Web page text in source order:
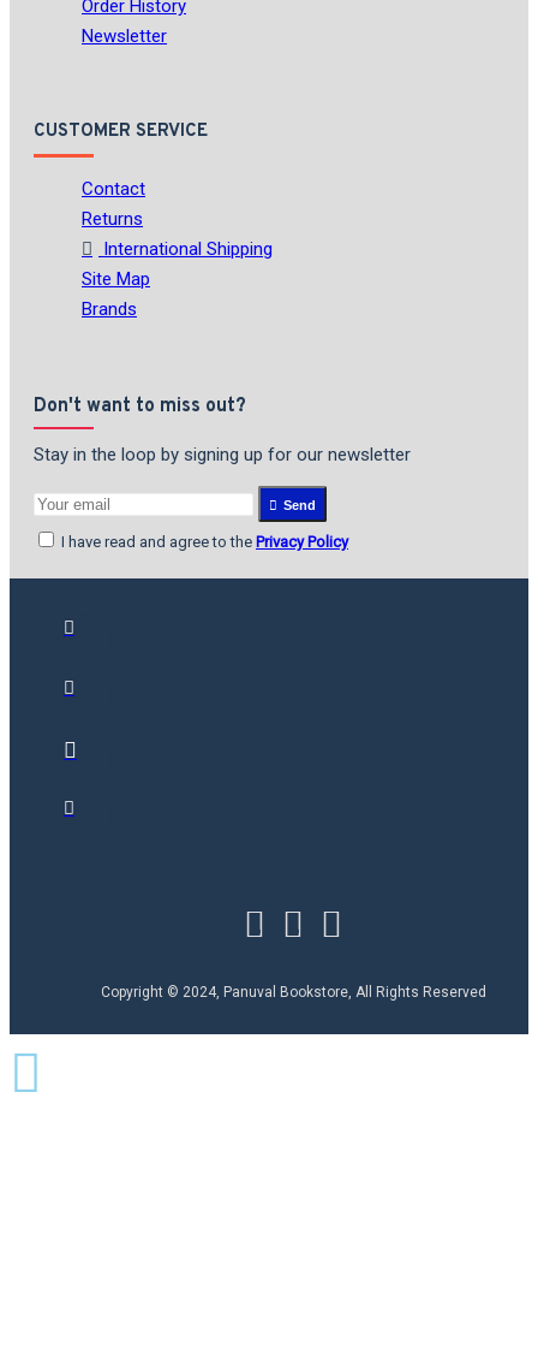
Order History
Newsletter
CUSTOMER SERVICE
Contact
Returns
International Shipping
Site Map
Brands
Don't want to miss out?
Stay in the loop by signing up for our newsletter
Send
I have read and agree to the Privacy Policy
Copyright © 2024, Panuval Bookstore, All Rights Reserved